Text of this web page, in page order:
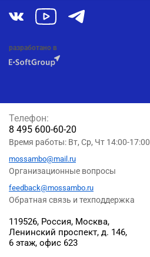
разработано в
119526, Россия, Москва,
Ленинский проспект, д. 146,
6 этаж, офис 623
Телефон:
8 495 600-60-20
Время работы: Вт, Ср, Чт 14:00-17:00
mossambo@mail.ru
Организационные вопросы
feedback@mossambo.ru
Обратная связь и техподдержка